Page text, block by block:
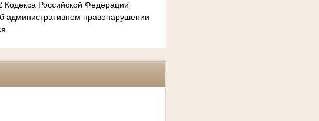
Кодекса Российской Федерации
административном правонарушении